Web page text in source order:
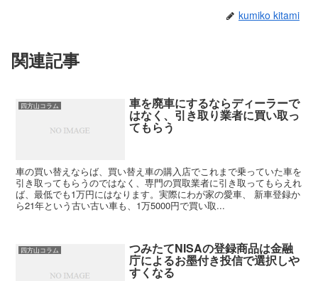
kumiko kitami
関連記事
四方山コラム 車を廃車にするならディーラーで
はなく、引き取り業者に買い取っ
てもらう
車の買い替えならば、買い替え車の購入店でこれまで乗っていた車を
引き取ってもらうのではなく、専門の買取業者に引き取ってもらえれ
ば、最低でも1万円にはなります。実際にわが家の愛車、 新車登録か
ら21年という古い古い車も、1万5000円で買い取...
四方山コラム つみたてNISAの登録商品は金融
庁によるお墨付き投信で選択しや
すくなる